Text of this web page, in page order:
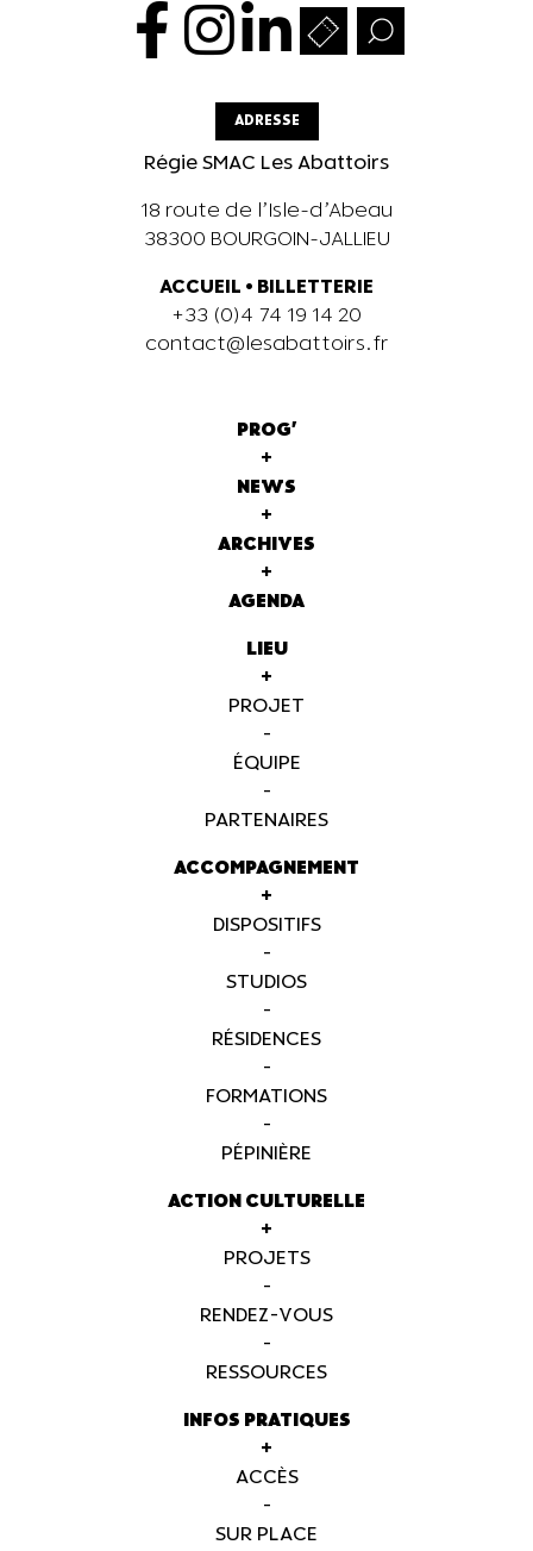
ADRESSE
Régie SMAC Les Abattoirs
18 route de l’Isle-d’Abeau
38300 BOURGOIN-JALLIEU
ACCUEIL • BILLETTERIE
+33 (0)4 74 19 14 20
contact@lesabattoirs.fr
PROG'
+
NEWS
+
ARCHIVES
+
AGENDA
LIEU
+
PROJET
-
ÉQUIPE
-
PARTENAIRES
ACCOMPAGNEMENT
+
DISPOSITIFS
-
STUDIOS
-
RÉSIDENCES
-
FORMATIONS
-
PÉPINIÈRE
ACTION CULTURELLE
+
PROJETS
-
RENDEZ-VOUS
-
RESSOURCES
INFOS PRATIQUES
+
ACCÈS
-
SUR PLACE